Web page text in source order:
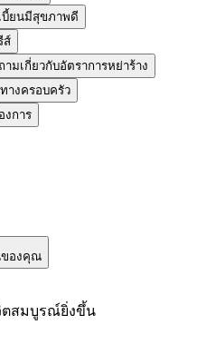
บี้ยนมีสุขภาพดี
ส์
เกี่ยวกับอัตราการหย่าร้าง
างครอบครัว
การ
ของคุณ
ตสมบูรณ์ยิ่งขึ้น